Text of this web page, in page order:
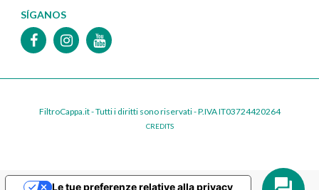
SÍGANOS
FiltroCappa.it - Tutti i diritti sono riservati - P.IVA IT03724420264
CREDITS
Le tue preferenze relative alla privacy